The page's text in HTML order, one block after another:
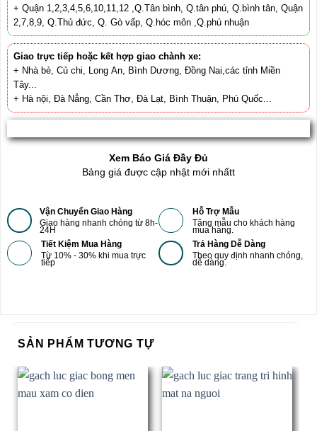
+ Quận 1,2,3,4,5,6,10,11,12 ,Q.Tân bình, Q.tân phú, Q.bình tân, Quận
2,7,8,9, Q.Thủ đức, Q. Gò vấp, Q.hóc môn ,Q.phú nhuận
Giao trực tiếp hoặc kết hợp giao chành xe:
+ Nhà bè, Củ chi, Long An, Bình Dương, Đồng Nai,các tỉnh Miền
Tây...
+ Hà nội, Đà Nẳng, Cần Thơ, Đà Lạt, Bình Thuận, Phú Quốc...
Xem Báo Giá Đầy Đủ
Bảng giá được cập nhật mới nhấtt
Vận Chuyển Giao Hàng
Giao hàng nhanh chóng từ 8h-
24H
Hỗ Trợ Mẫu
Tặng mẫu cho khách hàng
mua hàng.
Tiết Kiệm Mua Hàng
Từ 10% - 30% khi mua trực
tiếp
Trả Hàng Dễ Dàng
Theo quy định nhanh chóng,
dễ dàng.
SẢN PHẨM TƯƠNG TỰ